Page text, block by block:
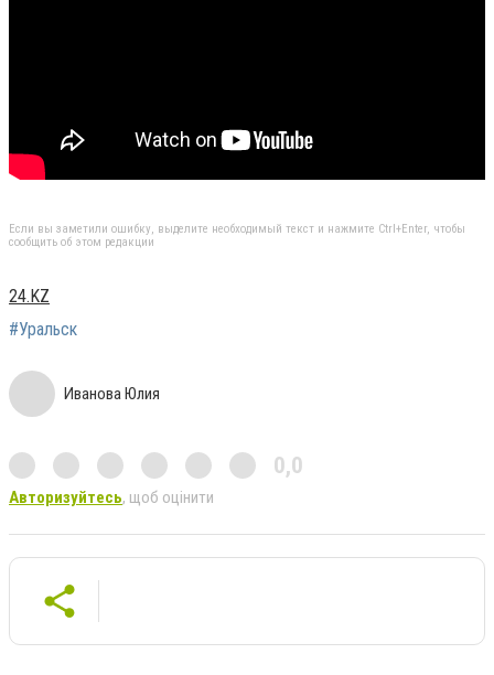
Если вы заметили ошибку, выделите необходимый текст и нажмите Ctrl+Enter, чтобы
сообщить об этом редакции
24.KZ
#Уральск
Иванова Юлия
0,0
Авторизуйтесь, щоб оцінити